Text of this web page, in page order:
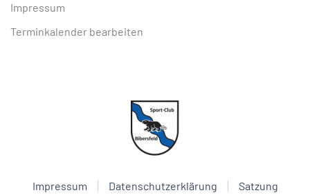
Impressum
Terminkalender bearbeiten
Impressum Datenschutzerklärung
Satzung